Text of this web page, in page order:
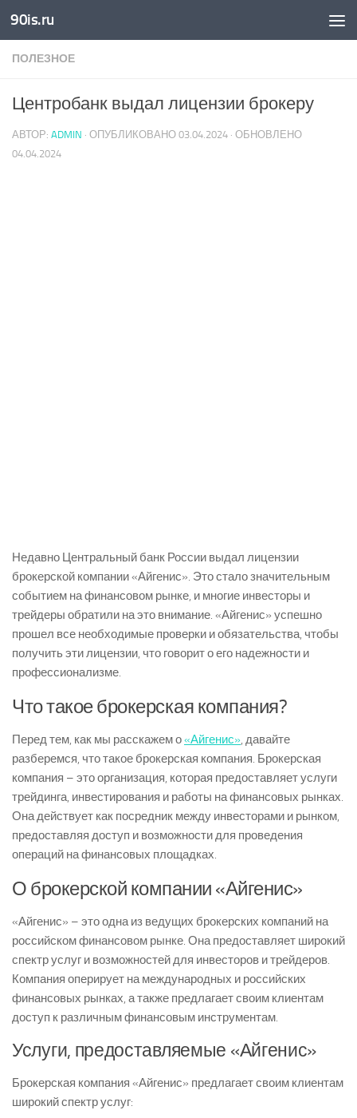
Skip to content
90is.ru
ПОЛЕЗНОЕ
Центробанк выдал лицензии брокеру
АВТОР: ADMIN · ОПУБЛИКОВАНО 03.04.2024 · ОБНОВЛЕНО
04.04.2024
Недавно Центральный банк России выдал лицензии
брокерской компании «Айгенис». Это стало значительным
событием на финансовом рынке, и многие инвесторы и
трейдеры обратили на это внимание. «Айгенис» успешно
прошел все необходимые проверки и обязательства, чтобы
получить эти лицензии, что говорит о его надежности и
профессионализме.
Что такое брокерская компания?
Перед тем, как мы расскажем о«Айгенис», давайте
разберемся, что такое брокерская компания. Брокерская
компания – это организация, которая предоставляет услуги
трейдинга, инвестирования и работы на финансовых рынках.
Она действует как посредник между инвесторами и рынком,
предоставляя доступ и возможности для проведения
операций на финансовых площадках.
О брокерской компании «Айгенис»
«Айгенис» – это одна из ведущих брокерских компаний на
российском финансовом рынке. Она предоставляет широкий
спектр услуг и возможностей для инвесторов и трейдеров.
Компания оперирует на международных и российских
финансовых рынках, а также предлагает своим клиентам
доступ к различным финансовым инструментам.
Услуги, предоставляемые «Айгенис»
Брокерская компания «Айгенис» предлагает своим клиентам
широкий спектр услуг: